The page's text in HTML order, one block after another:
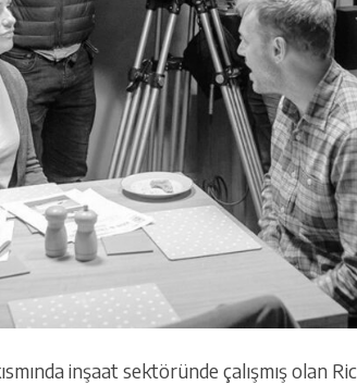
inşaat sektöründe çalışmış olan